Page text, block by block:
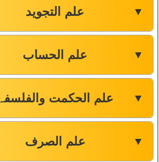
علم التجوید ▼
علم الحساب ▼
علم الحکمت والفلسفہ ▼
علم الصرف ▼